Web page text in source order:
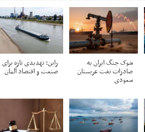
شوک جنگ ایران به
صادرات نفت عربستان
سعودی
راین؛ تهدیدی تازه برای
صنعت و اقتصاد آلمان